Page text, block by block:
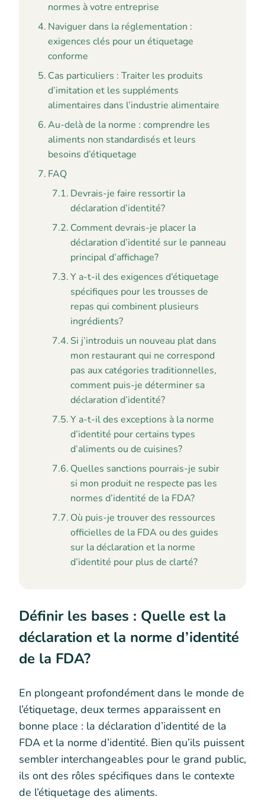
normes à votre entreprise
Naviguer dans la réglementation :
exigences clés pour un étiquetage
conforme
Cas particuliers : Traiter les produits
d’imitation et les suppléments
alimentaires dans l’industrie alimentaire
Au-delà de la norme : comprendre les
aliments non standardisés et leurs
besoins d’étiquetage
FAQ
Devrais-je faire ressortir la
déclaration d’identité?
Comment devrais-je placer la
déclaration d’identité sur le panneau
principal d’affichage?
Y a-t-il des exigences d’étiquetage
spécifiques pour les trousses de
repas qui combinent plusieurs
ingrédients?
Si j’introduis un nouveau plat dans
mon restaurant qui ne correspond
pas aux catégories traditionnelles,
comment puis-je déterminer sa
déclaration d’identité?
Y a-t-il des exceptions à la norme
d’identité pour certains types
d’aliments ou de cuisines?
Quelles sanctions pourrais-je subir
si mon produit ne respecte pas les
normes d’identité de la FDA?
Où puis-je trouver des ressources
officielles de la FDA ou des guides
sur la déclaration et la norme
d’identité pour plus de clarté?
Définir les bases : Quelle est la
déclaration et la norme d’identité
de la FDA?
En plongeant profondément dans le monde de
l’étiquetage, deux termes apparaissent en
bonne place : la déclaration d’identité de la
FDA et la norme d’identité. Bien qu’ils puissent
sembler interchangeables pour le grand public,
ils ont des rôles spécifiques dans le contexte
de l’étiquetage des aliments.